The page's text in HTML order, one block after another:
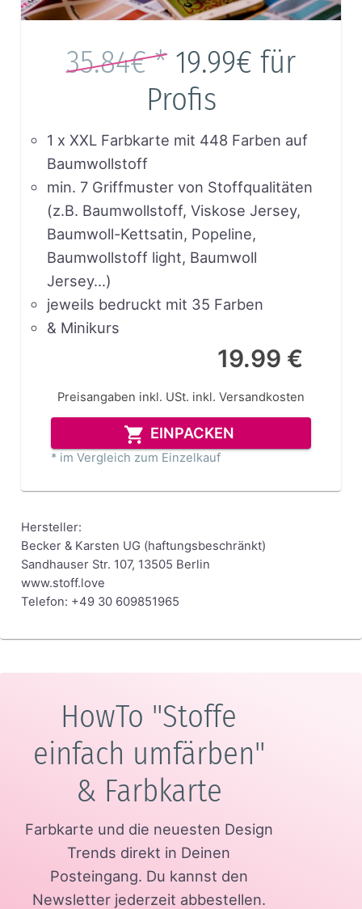
35.84€ * 19.99€ für
Profis
1 x XXL Farbkarte mit 448 Farben auf
Baumwollstoff
min. 7 Griffmuster von Stoffqualitäten
(z.B. Baumwollstoff, Viskose Jersey,
Baumwoll-Kettsatin, Popeline,
Baumwollstoff light, Baumwoll
Jersey…)
jeweils bedruckt mit 35 Farben
& Minikurs
19.99 €
Preisangaben inkl. USt. inkl. Versandkosten
EINPACKEN
* im Vergleich zum Einzelkauf
Hersteller:
Becker & Karsten UG (haftungsbeschränkt)
Sandhauser Str. 107, 13505 Berlin
www.stoff.love
Telefon: +49 30 609851965
HowTo "Stoffe
einfach umfärben"
& Farbkarte
Farbkarte und die neuesten Design
Trends direkt in Deinen
Posteingang. Du kannst den
Newsletter jederzeit abbestellen.